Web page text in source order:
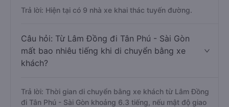
Trả lời: Hiện tại có 9 nhà xe khai thác tuyến đường.
Câu hỏi: Từ Lâm Đồng đi Tân Phú - Sài Gòn
mất bao nhiêu tiếng khi di chuyển bằng xe
khách?
Trả lời: Thời gian di chuyển bằng xe khách từ Lâm Đồng
đi Tân Phú - Sài Gòn khoảng 6.3 tiếng, nếu mật độ giao